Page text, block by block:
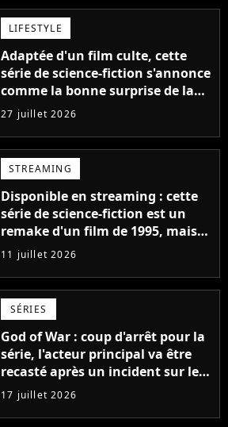
LIFESTYLE
Adaptée d'un film culte, cette
série de science-fiction s'annonce
comme la bonne surprise de la
fin d'année
27 juillet 2026
STREAMING
Disponible en streaming : cette
série de science-fiction est un
remake d'un film de 1995, mais
une évolution change
absolument tout
11 juillet 2026
SÉRIES
God of War : coup d'arrêt pour la
série, l'acteur principal va être
recasté après un incident sur le
tournage
17 juillet 2026